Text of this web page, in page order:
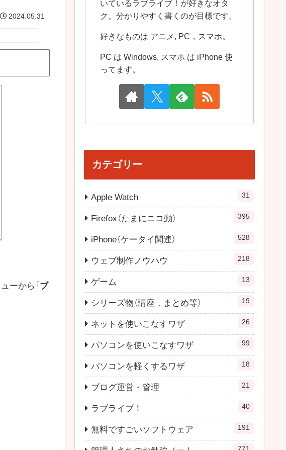
2024.05.31
ーから「 ブ
いているラブライブ！が好きなオタ
ク。分かりやすく書くのが目標です。
好きなものは アニメ, PC，スマホ。
PC は Windows, スマホ は iPhone 使
ってます。
カテゴリー
Apple Watch 31
Firefox（たまにニコ動） 395
iPhone（ケータイ関連） 528
ウェブ制作ノウハウ 218
ゲーム 13
シリーズ物（講座，まとめ等） 19
ネットを使いこなすワザ 26
パソコンを使いこなすワザ 99
パソコンを軽くするワザ 18
ブログ運営・管理 21
ラブライブ！ 40
無料ですごいソフトウェア 191